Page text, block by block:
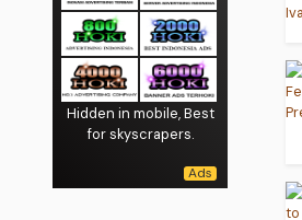
Hidden in mobile, Best
for skyscrapers.